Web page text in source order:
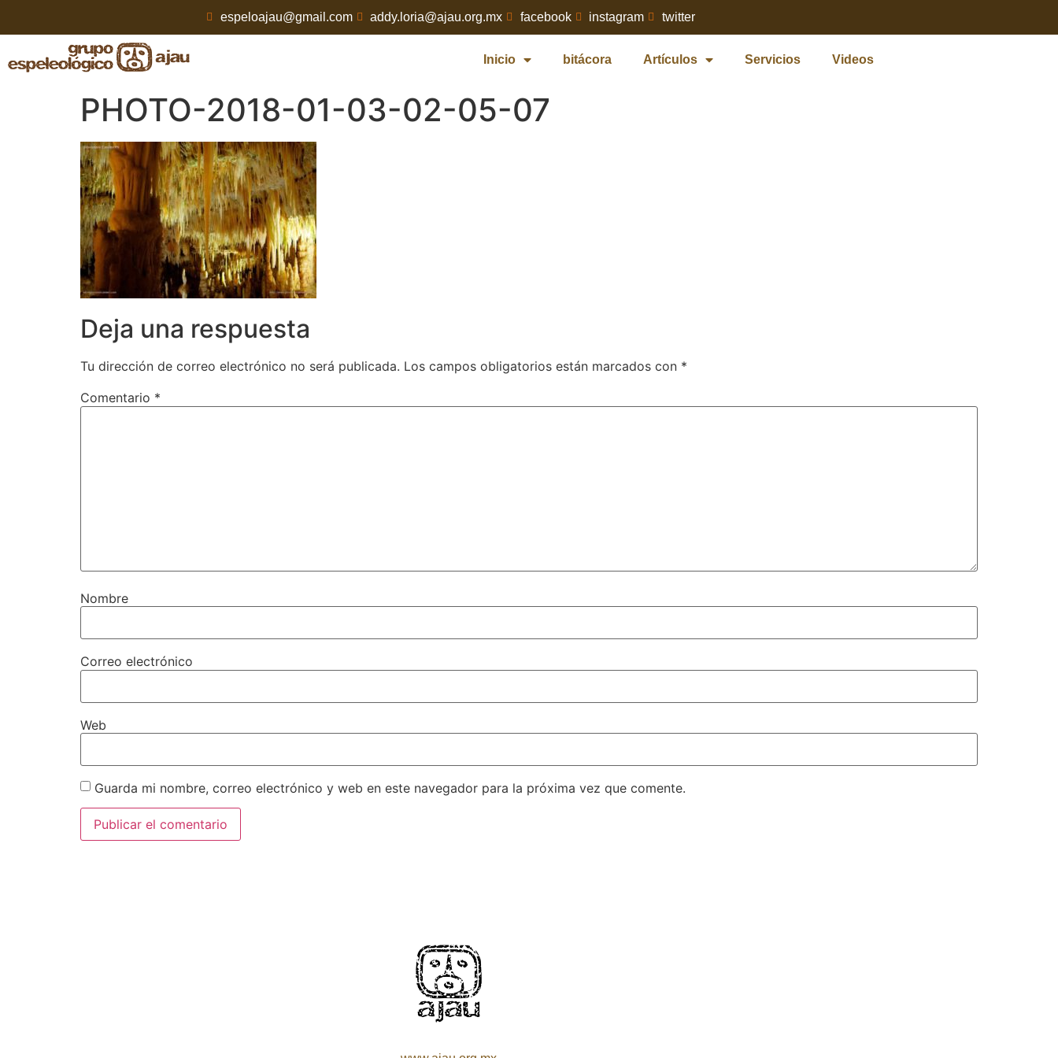
espeloajau@gmail.com addy.loria@ajau.org.mx facebook instagram twitter
Inicio bitácora Artículos Servicios Videos
PHOTO-2018-01-03-02-05-07
Deja una respuesta
Tu dirección de correo electrónico no será publicada. Los campos obligatorios están marcados con *
Comentario *
Nombre
Correo electrónico
Web
Guarda mi nombre, correo electrónico y web en este navegador para la próxima vez que comente.